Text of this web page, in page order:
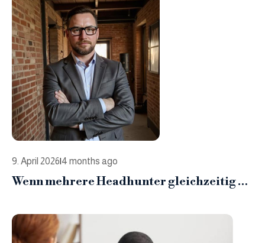
9. April 2026|4 months ago
Wenn mehrere Headhunter gleichzeitig an
dies selten zu einem besseren Ergebnis.
Warum ich solche Aufträge ablehne und